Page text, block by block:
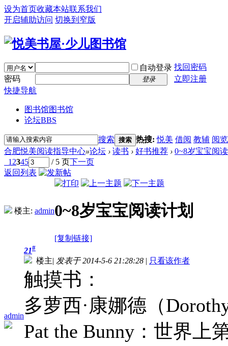
设为首页收藏本站联系我们
开启辅助访问 切换到窄版
自动登录 找回密码
密码
登录
立即注册
快捷导航
图书馆图书馆
论坛BBS
搜索 搜索 热搜:悦美 借阅 教辅 阅览
合肥悦美阅读指导中心»论坛 › 读书 › 好书推荐 › 0~8岁宝宝阅
1 2345 / 5 页下一页
返回列表
楼主: admin0~8岁宝宝阅读计划
[复制链接]
admin
21#
楼主| 发表于 2014-5-6 21:28:28 | 只看该作者
触摸书：
多萝西·康娜德（
Pat the Bunny：世界上